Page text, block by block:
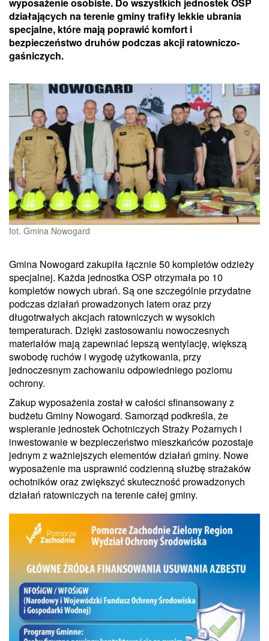
wyposażenie osobiste. Do wszystkich jednostek OSP
działających na terenie gminy trafiły lekkie ubrania
specjalne, które mają poprawić komfort i
bezpieczeństwo druhów podczas akcji ratowniczo-
gaśniczych.
fot. Gmina Nowogard
Gmina Nowogard zakupiła łącznie 50 kompletów odzieży
specjalnej. Każda jednostka OSP otrzymała po 10
kompletów nowych ubrań. Są one szczególnie przydatne
podczas działań prowadzonych latem oraz przy
długotrwałych akcjach ratowniczych w wysokich
temperaturach. Dzięki zastosowaniu nowoczesnych
materiałów mają zapewniać lepszą wentylację, większą
swobodę ruchów i wygodę użytkowania, przy
jednoczesnym zachowaniu odpowiedniego poziomu
ochrony.
Zakup wyposażenia został w całości sfinansowany z
budżetu Gminy Nowogard. Samorząd podkreśla, że
wspieranie jednostek Ochotniczych Straży Pożarnych i
inwestowanie w bezpieczeństwo mieszkańców pozostaje
jednym z ważniejszych elementów działań gminy. Nowe
wyposażenie ma usprawnić codzienną służbę strażaków
ochotników oraz zwiększyć skuteczność prowadzonych
działań ratowniczych na terenie całej gminy.